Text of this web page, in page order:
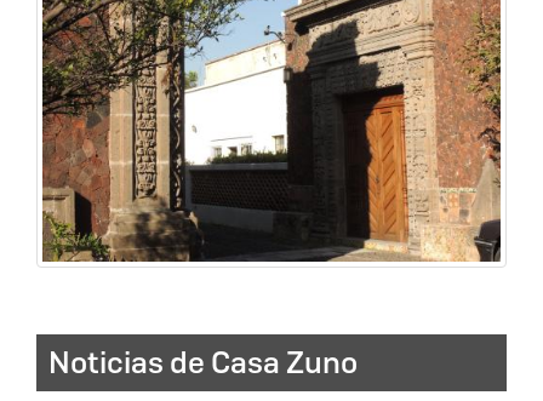
Noticias de Casa Zuno